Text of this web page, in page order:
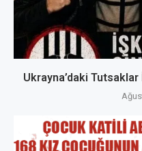
Ukrayna’daki